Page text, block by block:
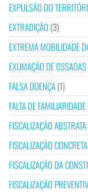
EXPULSÃO DO
EXTRADIÇÃO (3)
EXTREMA MOBILIDADE
EXUMAÇÃO DE OSSADAS
FALSA DOENÇA(1)
FALTA DE
FISCALIZAÇÃO
FISCALIZAÇÃO
FISCALIZAÇÃO DA
FISCALIZAÇÃO